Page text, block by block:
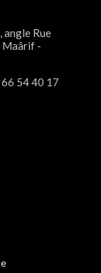
angle Rue
Maârif -
54 40 17